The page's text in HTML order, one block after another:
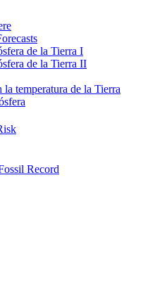
de la Tierra I
de la Tierra II
la temperatura de la Tierra
Record